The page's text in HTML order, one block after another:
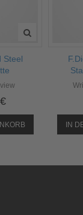
Steel
IN